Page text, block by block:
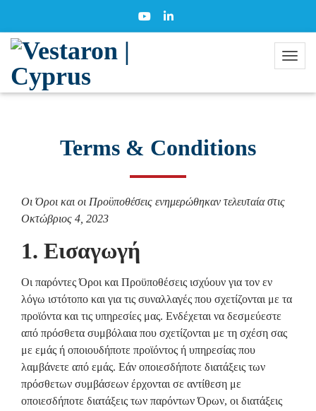
Terms & Conditions
Οι Όροι και οι Προϋποθέσεις ενημερώθηκαν τελευταία στις
Οκτώβριος 4, 2023
1. Εισαγωγή
Οι παρόντες Όροι και Προϋποθέσεις ισχύουν για τον εν
λόγω ιστότοπο και για τις συναλλαγές που σχετίζονται με τα
προϊόντα και τις υπηρεσίες μας. Ενδέχεται να δεσμεύεστε
από πρόσθετα συμβόλαια που σχετίζονται με τη σχέση σας
με εμάς ή οποιουδήποτε προϊόντος ή υπηρεσίας που
λαμβάνετε από εμάς. Εάν οποιεσδήποτε διατάξεις των
πρόσθετων συμβάσεων έρχονται σε αντίθεση με
οποιεσδήποτε διατάξεις των παρόντων Όρων, οι διατάξεις